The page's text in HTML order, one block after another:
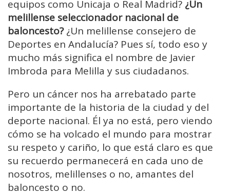
equipos como Unicaja o Real Madrid? ¿Un
melillense seleccionador nacional de
baloncesto?¿Un melillense consejero de
Deportes en Andalucía? Pues sí, todo eso y
mucho más significa el nombre de Javier
Imbroda para Melilla y sus ciudadanos.
Pero un cáncer nos ha arrebatado parte
importante de la historia de la ciudad y del
deporte nacional. Él ya no está, pero viendo
cómo se ha volcado el mundo para mostrar
su respeto y cariño, lo que está claro es que
su recuerdo permanecerá en cada uno de
nosotros, melillenses o no, amantes del
baloncesto o no.